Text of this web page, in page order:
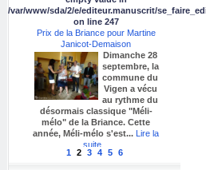
/var/www/sda/2/e/editeur.manuscrit/
on line 247
Prix de la Briance pour Martine
Janicot-Demaison
Dimanche 28
septembre, la
commune du
Vigen a vécu
au rythme du
désormais classique "Méli-
mélo" de la Briance. Cette
année, Méli-mélo s'est... Lire la
suite...
1
2 3 4 5 6